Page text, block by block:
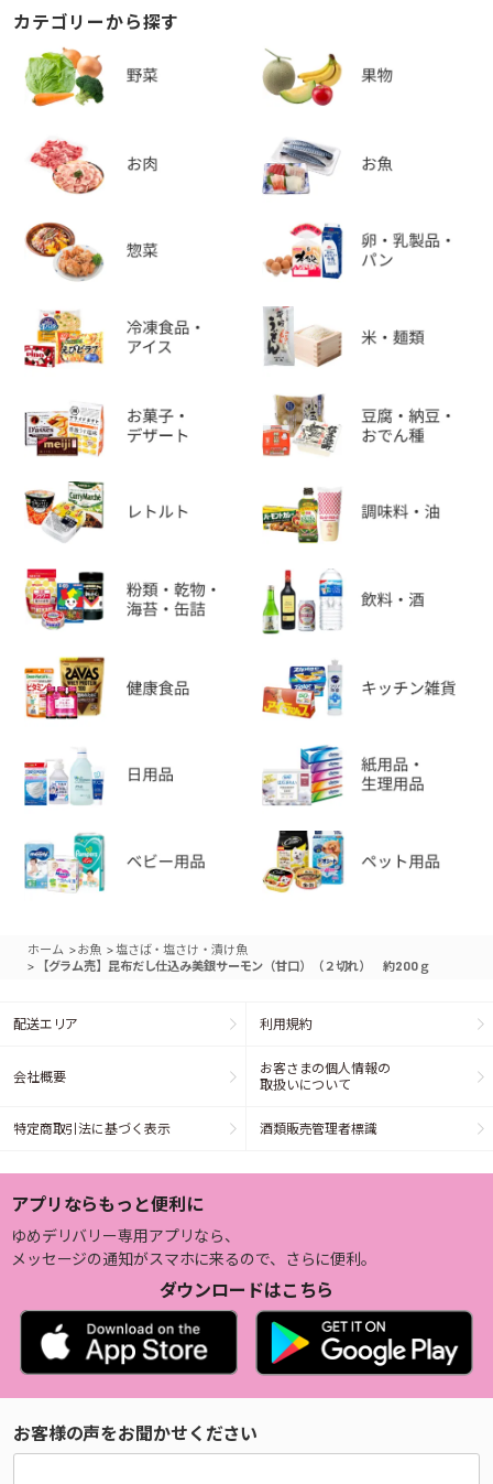
カテゴリーから探す
ホーム >お魚 >塩さば・塩さけ・漬け魚
> 【グラム売】昆布だし仕込み美銀サーモン（甘口）（２切れ） 約200ｇ
配送エリア 利用規約
会社概要
お客さまの個人情報の
取扱いについて
特定商取引法に基づく表示 酒類販売管理者標識
アプリならもっと便利に
ゆめデリバリー専用アプリなら、
メッセージの通知がスマホに来るので、さらに便利。
ダウンロードはこちら
お客様の声をお聞かせください